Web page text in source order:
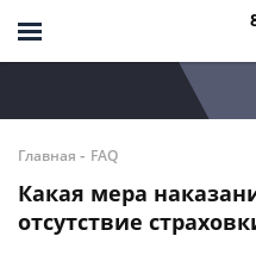
Главная - FAQ
Какая мера
отсутствие